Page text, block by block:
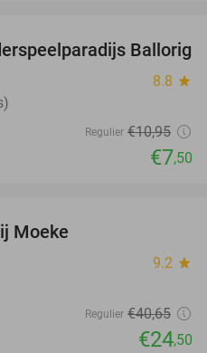
32%
Ballorig
8.8 star
Regulier €10,95
€7,50
Moeke
9.2 star
Regulier €40,65
€24,50